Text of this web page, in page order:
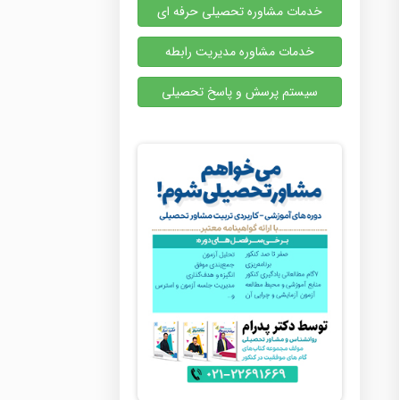
خدمات مشاوره تحصیلی حرفه ای
خدمات مشاوره مدیریت رابطه
سیستم پرسش و پاسخ تحصیلی